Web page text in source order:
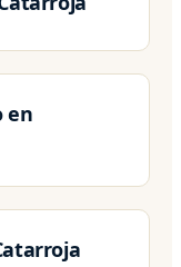
en